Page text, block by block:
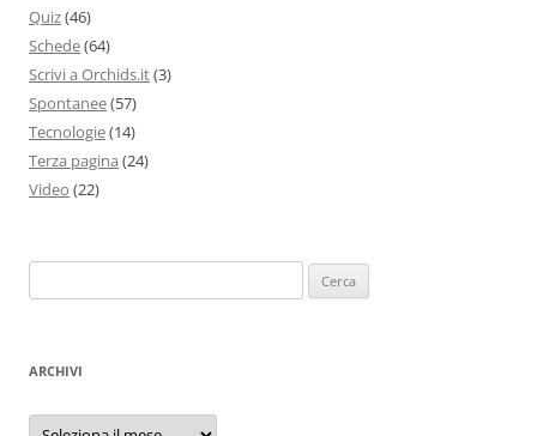
Quiz(46)
Schede(64)
Scrivi a Orchids.it(3)
Spontanee(57)
Tecnologie(14)
Terza pagina (24)
Video (22)
per:
ARCHIVI
Archivi